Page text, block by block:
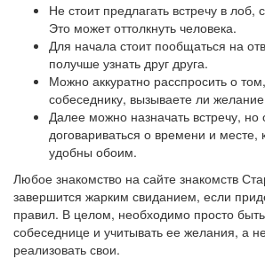
Не стоит предлагать встречу в
Это может оттолкнуть человека.
Для начала стоит пообщаться на
получше узнать друг друга.
Можно аккуратно расспросить о
собеседнику, вызываете ли желание
Далее можно назначать встречу, но
договариваться о времени и месте,
удобны обоим.
Любое знакомство на сайте знакомств
завершится жарким свиданием, если
правил. В целом, необходимо просто
собеседнице и учитывать ее желания, а
реализовать свои.